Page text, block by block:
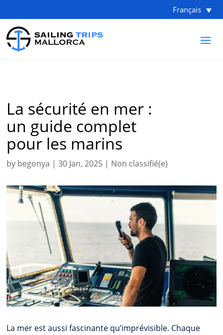
Français
La sécurité en mer :
un guide complet
pour les marins
by begonya |30 Jan, 2025 | Non classifié(e)
La mer est aussi fascinante qu’imprévisible. Chaque